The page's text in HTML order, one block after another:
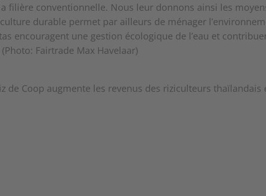
filière conventionnelle. Nous leur donnons ainsi les
durable permet par ailleurs de ménager
encouragent une gestion écologique de l’eau et
Fairtrade Max Havelaar)